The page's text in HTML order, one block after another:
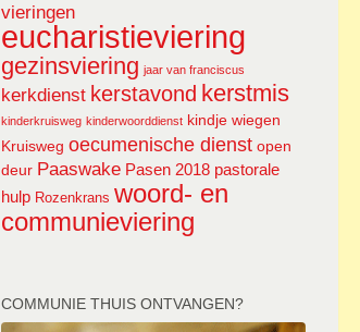
vieringen
eucharistieviering
gezinsviering jaar van franciscus
kerkdienst kerstavond kerstmis
kinderkruisweg kinderwoorddienst kindje wiegen
Kruisweg oecumenische dienst open
deur Paaswake Pasen 2018 pastorale
hulp Rozenkrans woord- en
communieviering
COMMUNIE THUIS ONTVANGEN?